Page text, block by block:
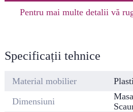
Pentru mai multe detalii vă
Specificații tehnice
Material mobilier
Dimensiuni